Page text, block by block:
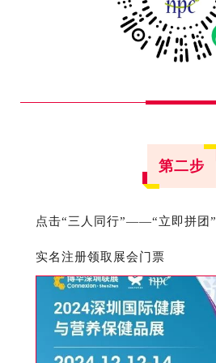
第二步
点击“三人同行”——“立即拼团”
实名注册领取展会门票